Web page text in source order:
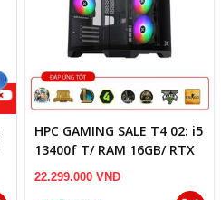
HPC GAMING SALE T4 02: i5
13400f T/ RAM 16GB/ RTX
3060 12GB
22.299.000 VNĐ